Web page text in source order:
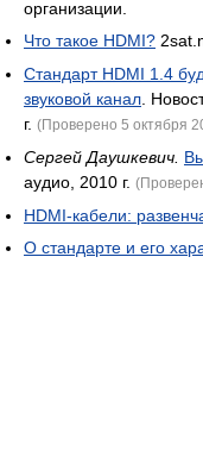
организации.
Что такое HDMI?
Стандарт HDMI 1.4
звуковой канал.
г. (Проверено 5 октября
Сергей Даушкевич.
аудио, 2010 г.
HDMI-кабели:
О стандарте и его